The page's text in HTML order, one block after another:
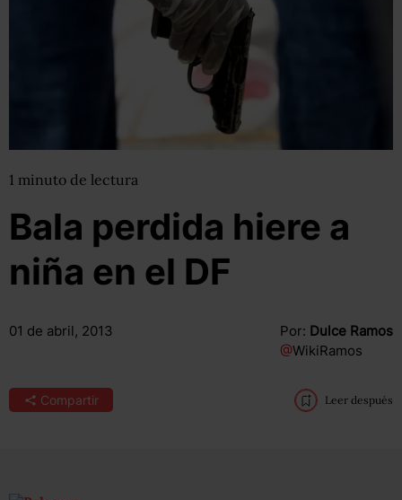
1 minuto de lectura
Bala perdida hiere a
niña en el DF
01 de abril, 2013 Por: Dulce Ramos
@WikiRamos
Compartir Leer después